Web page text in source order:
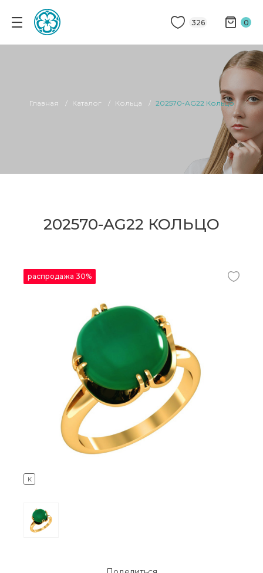
326 0
Главная Каталог Кольца 202570-AG22 Кольцо
202570-AG22 КОЛЬЦО
распродажа 30%
K